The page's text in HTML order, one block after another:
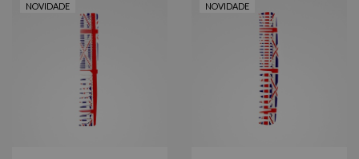
NOVIDADE NOVIDADE